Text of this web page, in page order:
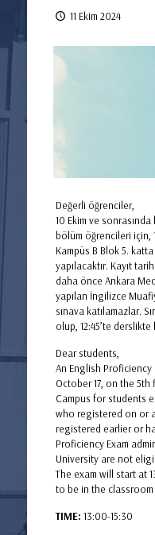
11 Ekim 2024
Değerli öğrenciler,
10 Ekim ve sonrasında
bölüm öğrencileri için,
Kampüs B Blok 5.
yapılacaktır. Kayıt
daha önce Ankara
yapılan İngilizce
sınava katılamazlar.
olup, 12:45’te
Dear students,
An English Proficiency
October 17, on the
Campus for students
who registered on or
registered earlier or
Proficiency Exam
University are not
The exam will start at
to be in the classroom
TIME: 13:00-15:30